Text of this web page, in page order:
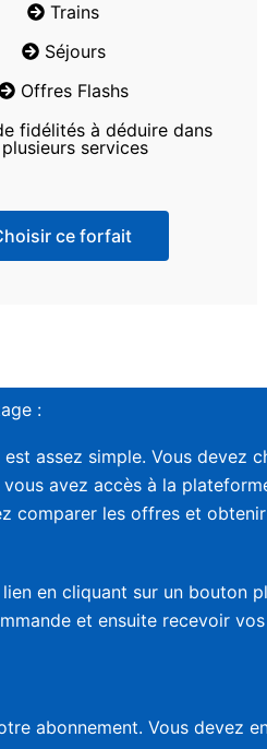
Trains
Séjours
Offres Flashs
fidélités à déduire dans
plusieurs services
ce forfait
:
assez simple. Vous devez
avez accès à la
comparer les offres et
en cliquant sur un bouton
et ensuite recevoir
abonnement. Vous devez